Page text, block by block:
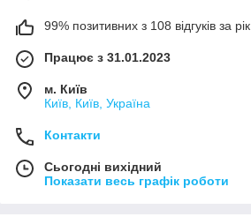
99% позитивних з 108 відгуків за рік
Працює з 31.01.2023
м. Київ
Київ, Київ, Україна
Контакти
Сьогодні вихідний
Показати весь графік роботи